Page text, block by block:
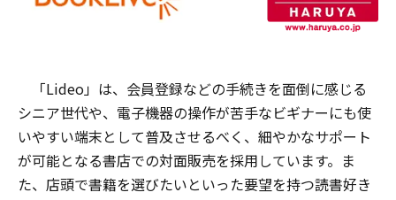
「Lideo」は、会員登録などの手続きを面倒に感じる
シニア世代や、電子機器の操作が苦手なビギナーにも使
いやすい端末として普及させるべく、細やかなサポート
が可能となる書店での対面販売を採用しています。ま
た、店頭で書籍を選びたいといった要望を持つ読書好き